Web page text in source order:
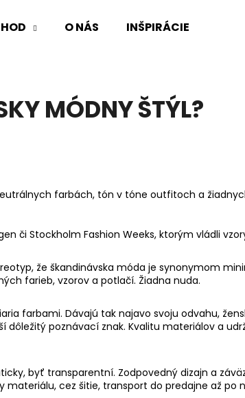
O NÁS INŠPIRÁCIE
MÓDNY ŠTÝL?
farbách, tón v tóne outfitoch a ž
či Stockholm Fashion Weeks, ktorým vládli
že škandinávska móda je synonymom
ých farieb, vzorov a potlačí. Žiadna nuda.
iaria farbami. Dávajú tak najavo svoju odvahu, ž
í dôležitý poznávací znak. Kvalitu materiálov a udr
byť transparentní. Zodpovedný dizajn a
materiálu, cez šitie, transport do predajne až po
potrebujete nájsť?
Odporúčame